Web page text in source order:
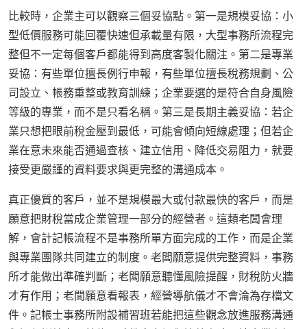
比較時，企業主可以觀察三個妥協點。第一是規模妥協：小
型低價服務可能回覆快速但承載量有限，大型事務所流程完
整但不一定每個客戶都能得到高度客製化關注。第二是專業
妥協：有些單位擅長例行申報，有些單位擅長稅務規劃、公
司設立、帳務重整或教育訓練；企業要選的是符合自身風險
等級的專業，而不是只看名稱。第三是長期主義妥協：若企
業只想把眼前稅金壓到最低，可能會傾向短線處理；但若企
業在意未來能否通過查核、建立信用、降低交易阻力，就要
接受更嚴謹的資料要求與更完整的溝通成本。
真正優質的客戶，並不是規模最大或付款最快的客戶，而是
願意把財稅當成企業管理一部分的經營者。這類老闆會理
解，會計記帳流程不是事務所單方面完成的工作，而是企業
與專業團隊共同建立的制度。老闆願意提供完整資料，事務
所才能做出準確判斷；老闆願意聽懂風險提醒，財稅防火牆
才有作用；老闆願意看報表，經營導航儀才不會淪為存檔文
件。記帳士事務所附設補習班若能把這些觀念放進服務溝通